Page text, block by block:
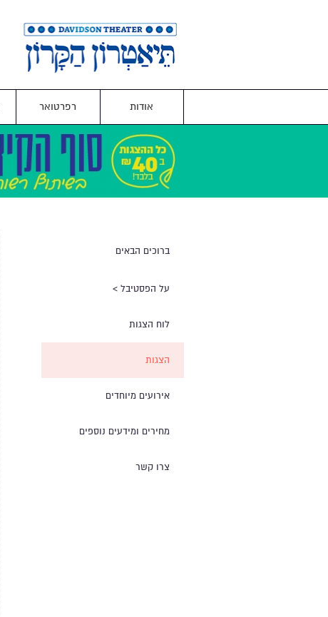
אודות רפרטואר
ברוכים הבאים
על הפסטיבל
לוח הצגות
הצגות
אירועים מיוחדים
מחירים ומידעים נוספים
צרו קשר